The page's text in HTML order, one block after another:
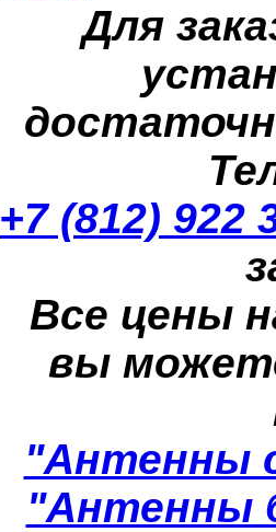
Для
+7 (812) 922
Все цены
вы
"Антенны
"Антенны